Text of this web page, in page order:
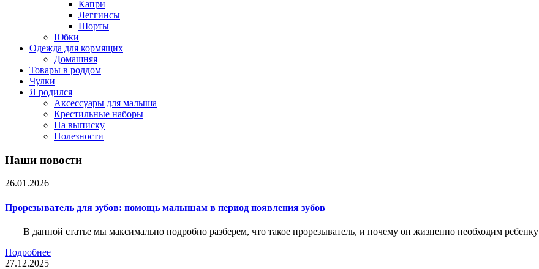
Капри
Леггинсы
Шорты
Юбки
Одежда для кормящих
Домашняя
Товары в роддом
Чулки
Я родился
Аксессуары для малыша
Крестильные наборы
На выписку
Полезности
Наши новости
26.01.2026
Прорезыватель для зубов: помощь малышам в период появления зубов
В данной статье мы максимально подробно разберем, что такое прорезыватель, и почему он жизненно необходим ребенку
Подробнее
27.12.2025